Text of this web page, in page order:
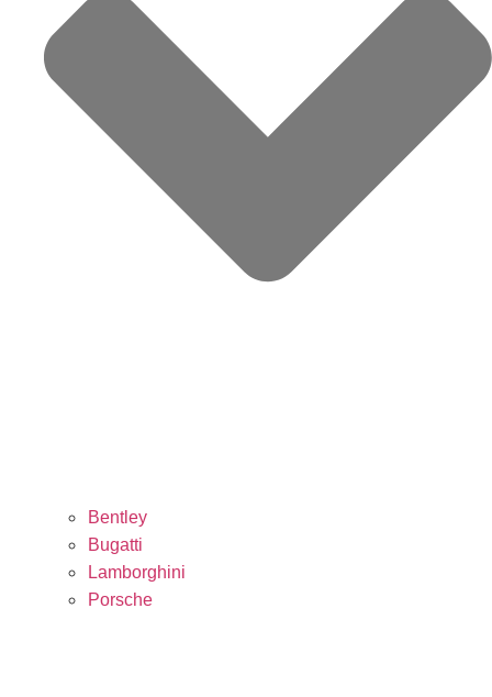
Bentley
Bugatti
Lamborghini
Porsche